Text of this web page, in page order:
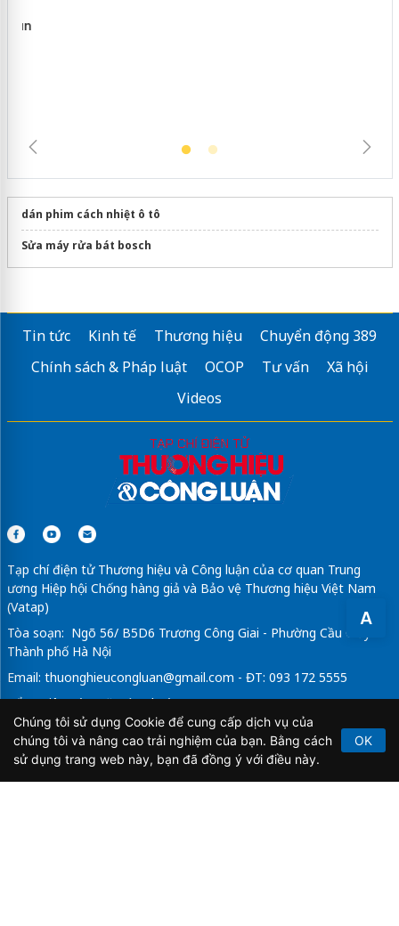
A
dán phim cách nhiệt ô tô
Sửa máy rửa bát bosch
Tin tức Kinh tế Thương hiệu
Chuyển động 389
Chính sách & Pháp luật
OCOP Tư vấn
Xã hội
Videos
Tạp chí điện tử Thương hiệu và Công luận của cơ quan Trung
ương Hiệp hội Chống hàng giả và Bảo vệ Thương hiệu Việt Nam
(Vatap)
Tòa soạn: Ngõ 56/ B5D6 Trương Công Giai - Phường Cầu Giấy -
Thành phố Hà Nội
Email: thuonghieucongluan@gmail.com - ĐT: 093 172 5555
Tổng Biên Tập: Vũ Đức Thuận
Giấy phép hoạt động báo chí điện tử số 64/GP-BTTTT do Bộ
Thông tin và Truyền thông cấp ngày 21/2/2020.
Chúng tôi sử dụng Cookie để cung cấp dịch vụ của
chúng tôi và nâng cao trải nghiệm của bạn. Bằng cách
sử dụng trang web này, bạn đã đồng ý với điều này.
OK